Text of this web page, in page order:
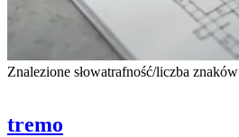
Znalezione słowatrafność/liczba znaków
tremo